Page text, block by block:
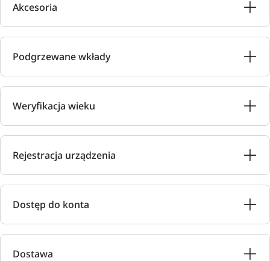
Akcesoria
Podgrzewane wkłady
Weryfikacja wieku
Rejestracja urządzenia
Dostęp do konta
Dostawa